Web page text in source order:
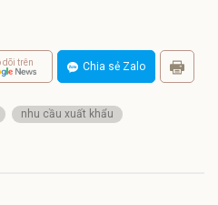
dõi trên Chia sẻ Zalo
nhu cầu xuất khẩu